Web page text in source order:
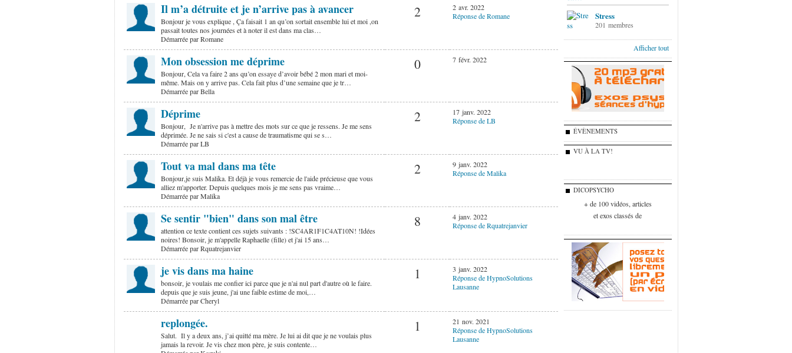
Il m’a détruite et je n’arrive pas à avancer
Bonjour je vous explique , Ça faisait 1 an qu’on sortait ensemble lui et moi ,on
passait toutes nos journées et à noter il est dans ma clas…
Démarrée par Romane
2
2 avr. 2022
Réponse de Romane
Mon obsession me déprime
Bonjour, Cela va faire 2 ans qu’on essaye d’avoir bébé 2 mon mari et moi-
même. Mais on y arrive pas. Cela fait plus d’une semaine que je tr…
Démarrée par Bella
0 7 févr. 2022
Déprime
Bonjour, Je n'arrive pas à mettre des mots sur ce que je ressens. Je me sens
déprimée. Je ne sais si c'est a cause de traumatisme qui se s…
Démarrée par LB
2
17 janv. 2022
Réponse de LB
Tout va mal dans ma tête
Bonjour,je suis Malika. Et déjà je vous remercie de l'aide précieuse que vous
alliez m'apporter. Depuis quelques mois je me sens pas vraime…
Démarrée par Malika
2
9 janv. 2022
Réponse de Malika
Se sentir "bien" dans son mal être
attention ce texte contient ces sujets suivants : !SC4AR1F1C4AT10N! !Idées
noires! Bonsoir, je m'appelle Raphaelle (fille) et j'ai 15 ans…
Démarrée par Rquatrejanvier
8
4 janv. 2022
Réponse de Rquatrejanvier
je vis dans ma haine
bonsoir, je voulais me confier ici parce que je n'ai nul part d'autre où le faire.
depuis que je suis jeune, j'ai une faible estime de moi,…
Démarrée par Cheryl
1
3 janv. 2022
Réponse de HypnoSolutions
Lausanne
replongée.
Salut. Il y a deux ans, j’ai quitté ma mère. Je lui ai dit que je ne voulais plus
jamais la revoir. Je vis chez mon père, je suis contente…
1
21 nov. 2021
Réponse de HypnoSolutions
Lausanne
Stress
201 membres
Afficher tout
ÉVÈNEMENTS
VU À LA TV!
DICOPSYCHO
+ de 100 vidéos, articles
et exos classés de